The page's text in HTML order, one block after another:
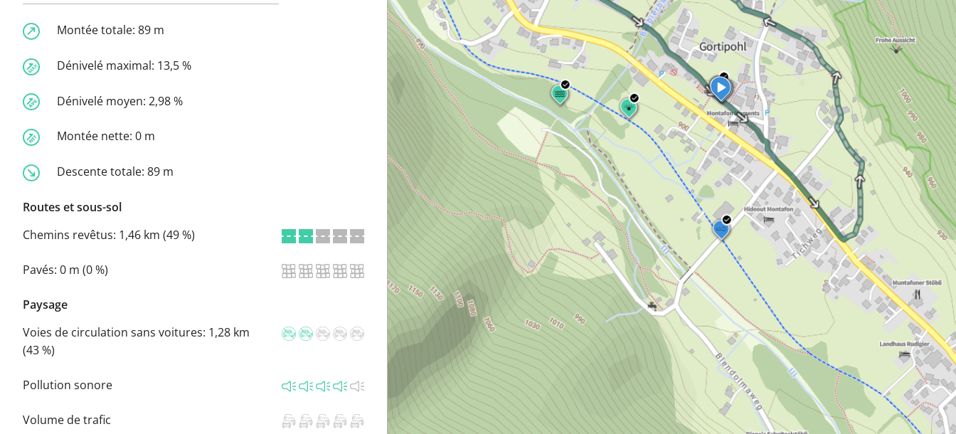
Montée totale: 89 m
Dénivelé maximal: 13,5 %
Dénivelé moyen: 2,98 %
Montée nette: 0 m
Descente totale: 89 m
Routes et sous-sol
Chemins revêtus: 1,46 km (49 %)
Pavés: 0 m (0 %)
Paysage
Voies de circulation sans voitures: 1,28 km
(43 %)
Pollution sonore
Volume de trafic